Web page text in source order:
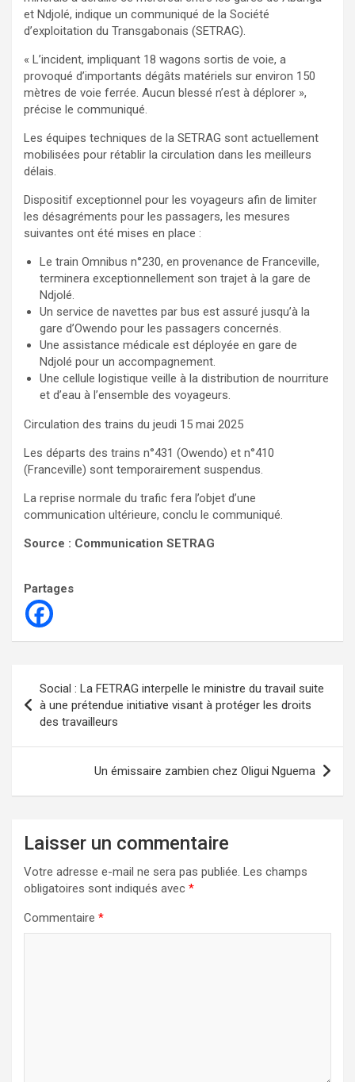
et Ndjolé, indique un communiqué de la Société
d’exploitation du Transgabonais (SETRAG).
« L’incident, impliquant 18 wagons sortis de voie, a
provoqué d’importants dégâts matériels sur environ 150
mètres de voie ferrée. Aucun blessé n’est à déplorer »,
précise le communiqué.
Les équipes techniques de la SETRAG sont actuellement
mobilisées pour rétablir la circulation dans les meilleurs
délais.
Dispositif exceptionnel pour les voyageurs afin de limiter
les désagréments pour les passagers, les mesures
suivantes ont été mises en place :
Le train Omnibus n°230, en provenance de Franceville,
terminera exceptionnellement son trajet à la gare de
Ndjolé.
Un service de navettes par bus est assuré jusqu’à la
gare d’Owendo pour les passagers concernés.
Une assistance médicale est déployée en gare de
Ndjolé pour un accompagnement.
Une cellule logistique veille à la distribution de nourriture
et d’eau à l’ensemble des voyageurs.
Circulation des trains du jeudi 15 mai 2025
Les départs des trains n°431 (Owendo) et n°410
(Franceville) sont temporairement suspendus.
La reprise normale du trafic fera l’objet d’une
communication ultérieure, conclu le communiqué.
Source : Communication SETRAG
Partages
de
l’article
Social : La FETRAG interpelle le ministre du travail suite
à une prétendue initiative visant à protéger les droits
des travailleurs
Un émissaire zambien chez Oligui Nguema
Laisser un commentaire
Votre adresse e-mail ne sera pas publiée. Les champs
obligatoires sont indiqués avec *
Commentaire *